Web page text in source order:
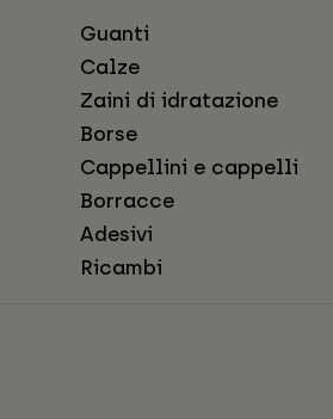
Guanti
Calze
Zaini di idratazione
Borse
Cappellini e cappelli
Borracce
Adesivi
Ricambi